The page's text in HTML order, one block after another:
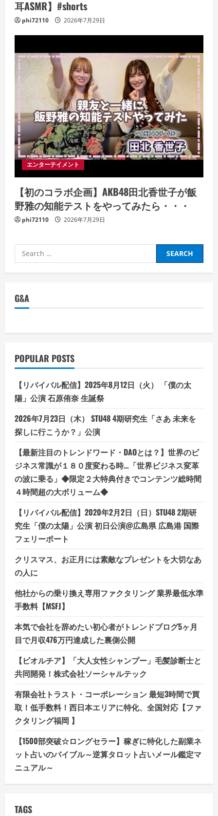
耳ASMR】#shorts
phi72110 2026年7月29日
エンターテイメント
【初のコラボ企画】AKB48田北香世子が飯
野雅の知能テストをやってみたら・・・
phi72110 2026年7月29日
Search
for:
G&A
POPULAR POSTS
【リバイバル配信】2025年8月12日（火） 「僕の太
陽」公演 石原侑奈 生誕祭
2026年7月23日（木） STU48 4期研究生「さあ 未来を
探しに行こうか？」公演
【最新注目のトレンドワード・DAOとは？】世界のビ
ジネス常識が１８０度変わる時…「世界ビジネス変革
の波に乗る」◆限定２大特典付きでコンテンツ総時間
４時間超の大ボリューム◆
【リバイバル配信】2020年2月2日（日）STU48 2期研
究生「僕の太陽」公演 初日公演@広島県 広島港 国際
フェリーポート
クリスマス、お正月には素敵なプレゼントを大切なあ
の人に
他社からの乗り換え専用ファクタリング 業界最低水準
手数料【MSFJ】
本気で会社を辞めたい初心者がトレンドブログ5ヶ月
目で月収476万円達成した裏側公開
【ビオルチア】「大人女性シャンプー」毛髪診断士と
共同開発！株式会社ソーシャルテック
有限会社トラスト・コーポレーション 最短3時間で買
取！低手数料！西日本エリアに特化、全国対応【ファ
クタリング福岡 】
【1500部突破☆ロングセラー】稼ぎに特化した副業ネ
ット占いのバイブル～逆算タロット占いメール鑑定マ
ニュアル～
TAGS